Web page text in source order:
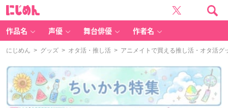
作品名 声優 舞台俳優 作者名
にじめん > グッズ > オタ活・推し活 > アニメイトで買える推し活・オタ活グ